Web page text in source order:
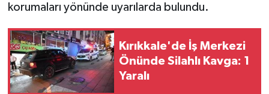
korumaları yönünde uyarılarda bulundu.
Kırıkkale'de İş Merkezi
Önünde Silahlı Kavga: 1
Yaralı